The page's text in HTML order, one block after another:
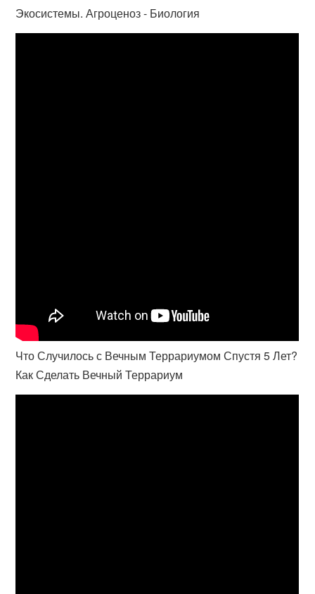
Экосистемы. Агроценоз - Биология
Что Случилось с Вечным Террариумом Спустя 5 Лет?
Как Сделать Вечный Террариум